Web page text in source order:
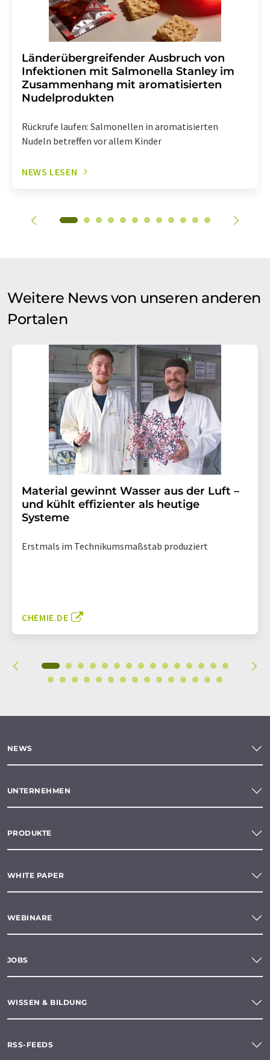
Länderübergreifender Ausbruch von
Infektionen mit Salmonella Stanley im
Zusammenhang mit aromatisierten
Nudelprodukten
Rückrufe laufen: Salmonellen in aromatisierten
Nudeln betreffen vor allem Kinder
NEWS LESEN
Weitere News von unseren anderen
Portalen
Material gewinnt Wasser aus der Luft –
und kühlt effizienter als heutige
Systeme
Erstmals im Technikumsmaßstab produziert
CHEMIE.DE
NEWS
UNTERNEHMEN
PRODUKTE
WHITE PAPER
WEBINARE
JOBS
WISSEN & BILDUNG
RSS-FEEDS